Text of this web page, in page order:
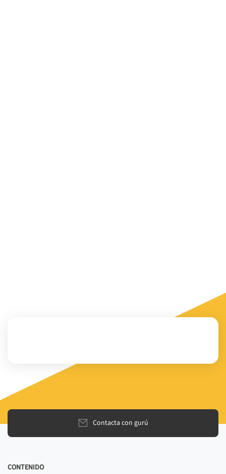
Contacta con gurú
CONTENIDO